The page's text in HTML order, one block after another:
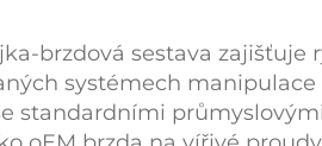
brzdová sestava zajišťuje
systémech
standardními